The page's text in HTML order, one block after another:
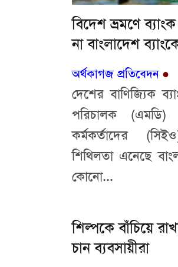
বিদেশ ভ্রমণে
না বাংলাদেশ
অর্থকাগজ প্রতিবেদন ●
দেশের বাণিজ্যিক
পরিচালক (এমডি)
কর্মকর্তাদের
শিথিলতা এনেছে
কোনো...
শিল্পকে বাঁচিয়ে
চান ব্যবসায়ীরা